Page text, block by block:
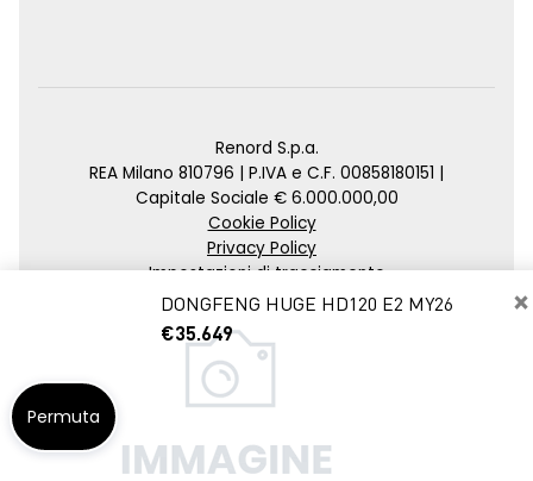
×
DONGFENG HUGE HD120 E2 MY26
€35.649
Renord S.p.a.
REA Milano 810796 | P.IVA e C.F. 00858180151 |
Capitale Sociale € 6.000.000,00
Cookie Policy
Privacy Policy
Impostazioni di tracciamento
Credits
Agenzia SEO
Permuta